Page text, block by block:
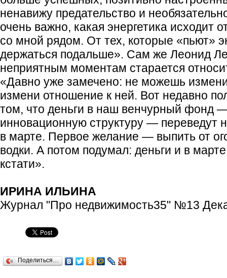
ненавижу предательство и
очень важно, какая энергетика исходит
со мной рядом. От тех, которые «пьют»
держаться подальше». Сам же Леонид
неприятным моментам старается
«Давно уже замечено: не можешь
измени отношение к ней. Вот недавно
том, что деньги в наш венчурный фонд
инновационную структуру — переведут
в марте. Первое желание — выпить от
водки. А потом подумал: деньги и в
кстати».
ИРИНА ИЛЬИНА
Журнал "Про недвижимость35" №13
Поделиться…